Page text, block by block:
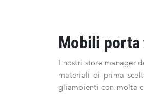
Mobili porta
I nostri store manager
materiali di prima
gliambienti con molta